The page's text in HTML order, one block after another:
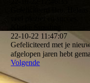
Gefeliciteerd Bro.
22-10-22 11:47:07
Gefeliciteerd met je
afgelopen jaren hebt
Volgende